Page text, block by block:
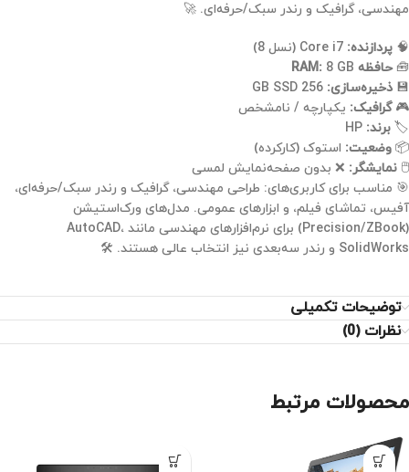
مهندسی، گرافیک و رندر سبک/حرفه‌ای. 🚀
🧠 پردازنده:
🧰حافظه RAM: 8 GB
💾 ذخیره‌سازی:
🎮گرافیک: یکپارچه / نامشخص
🏷️ برند:
📦 وضعیت: استوک (کارکرده)
🖱️ نمایشگر: ❌ بدون صفحه‌نمایش لمسی
🎯 مناسب برای کاربری‌های: طراحی مهندسی، گرافیک و رندر سبک/حرفه‌ای،
آفیس، تماشای فیلم، و ابزارهای عمومی. مدل‌های ورک‌استیشن
(Precision/ZBook) برای نرم‌افزارهای مهندسی مانند AutoCAD،
SolidWorks و رندر سه‌بعدی نیز انتخاب عالی هستند. 🛠️
توضیحات تکمیلی
نظرات (0)
محصولات مرتبط